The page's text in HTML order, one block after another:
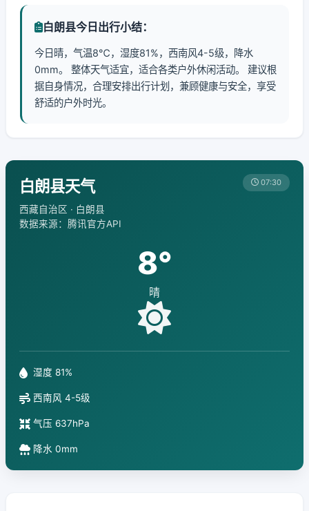
白朗县今日出行小结：
今日晴，气温8℃，湿度81%，西南风4-5级，降水
0mm。 整体天气适宜，适合各类户外休闲活动。 建议根
据自身情况，合理安排出行计划，兼顾健康与安全，享受
舒适的户外时光。
白朗县天气
西藏自治区 · 白朗县
数据来源：腾讯官方API
07:30
8°
晴
湿度 81%
西南风 4-5级
气压 637hPa
降水 0mm